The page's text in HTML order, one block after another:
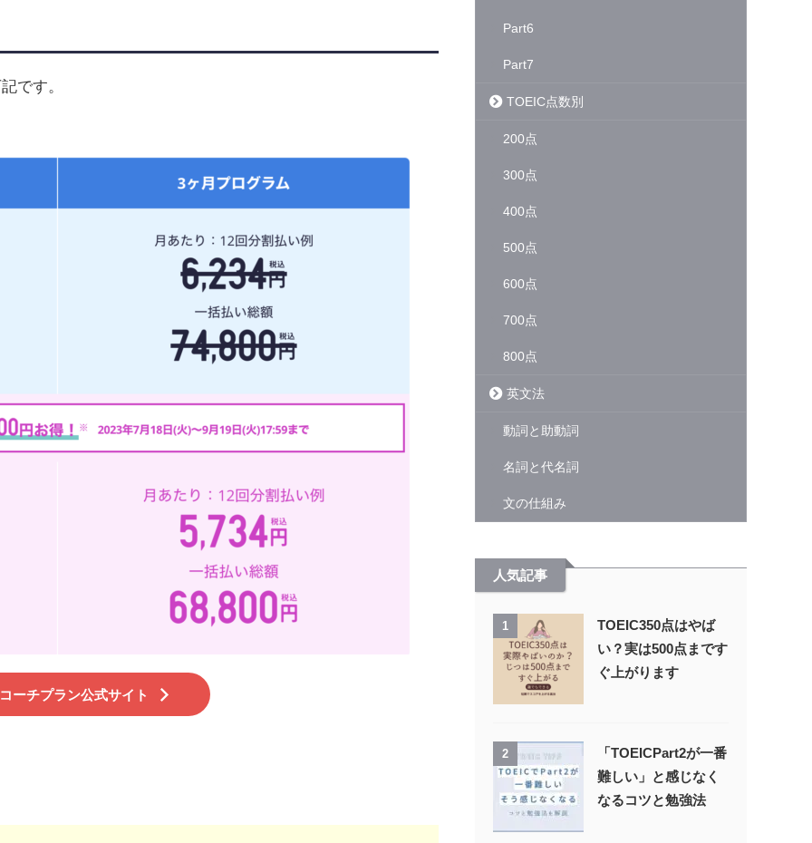
です。
ーチプラン公式サイト
Part6
Part7
TOEIC点数別
200点
300点
400点
500点
600点
700点
800点
英文法
動詞と助動詞
名詞と代名詞
文の仕組み
人気記事
1
TOEIC350点はやば
い？実は500点まです
ぐ上がります
2
「TOEICPart2が一番
難しい」と感じなく
なるコツと勉強法